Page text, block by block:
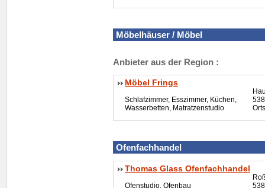
Möbelhäuser / Möbel
Anbieter aus der Region :
Möbel Frings
Schlafzimmer, Esszimmer, Küchen,
Wasserbetten, Matratzenstudio
Ofenfachhandel
Thomas Glass Ofenfachhandel
Ofenstudio, Ofenbau